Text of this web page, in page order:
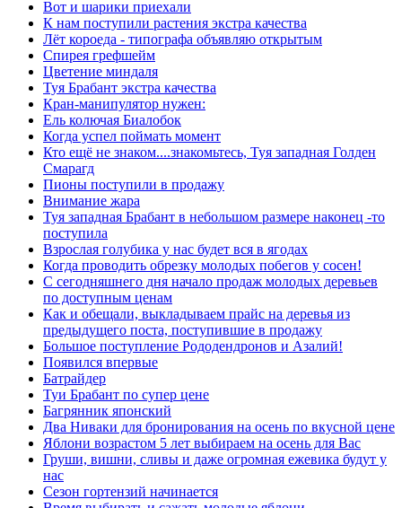
Вот и шарики приехали
К нам поступили растения экстра качества
Лёт короеда - типографа объявляю открытым
Спирея грефшейм
Цветение миндаля
Туя Брабант экстра качества
Кран-манипулятор нужен:
Ель колючая Биалобок
Когда успел поймать момент
Кто ещё не знаком....знакомьтесь, Туя западная Голден
Смарагд
Пионы поступили в продажу
Внимание жара
Туя западная Брабант в небольшом размере наконец -то
поступила
Взрослая голубика у нас будет вся в ягодах
Когда проводить обрезку молодых побегов у сосен!
С сегодняшнего дня начало продаж молодых деревьев
по доступным ценам
Как и обещали, выкладываем прайс на деревья из
предыдущего поста, поступившие в продажу
Большое поступление Рододендронов и Азалий!
Появился впервые
Батрайдер
Туи Брабант по супер цене
Багрянник японский
Два Ниваки для бронирования на осень по вкусной цене
Яблони возрастом 5 лет выбираем на осень для Вас
Груши, вишни, сливы и даже огромная ежевика будут у
нас
Сезон гортензий начинается